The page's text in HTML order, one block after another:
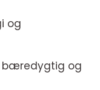
og
bæredygtig og